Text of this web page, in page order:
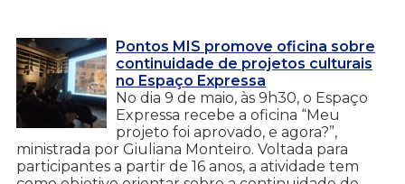
Pontos MIS promove oficina sobre
continuidade de projetos culturais
no Espaço Expressa
No dia 9 de maio, às 9h30, o Espaço
Expressa recebe a oficina “Meu
projeto foi aprovado, e agora?”,
ministrada por Giuliana Monteiro. Voltada para
participantes a partir de 16 anos, a atividade tem